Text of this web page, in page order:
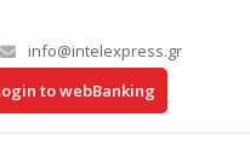
info@intelexpress.gr
to webBanking